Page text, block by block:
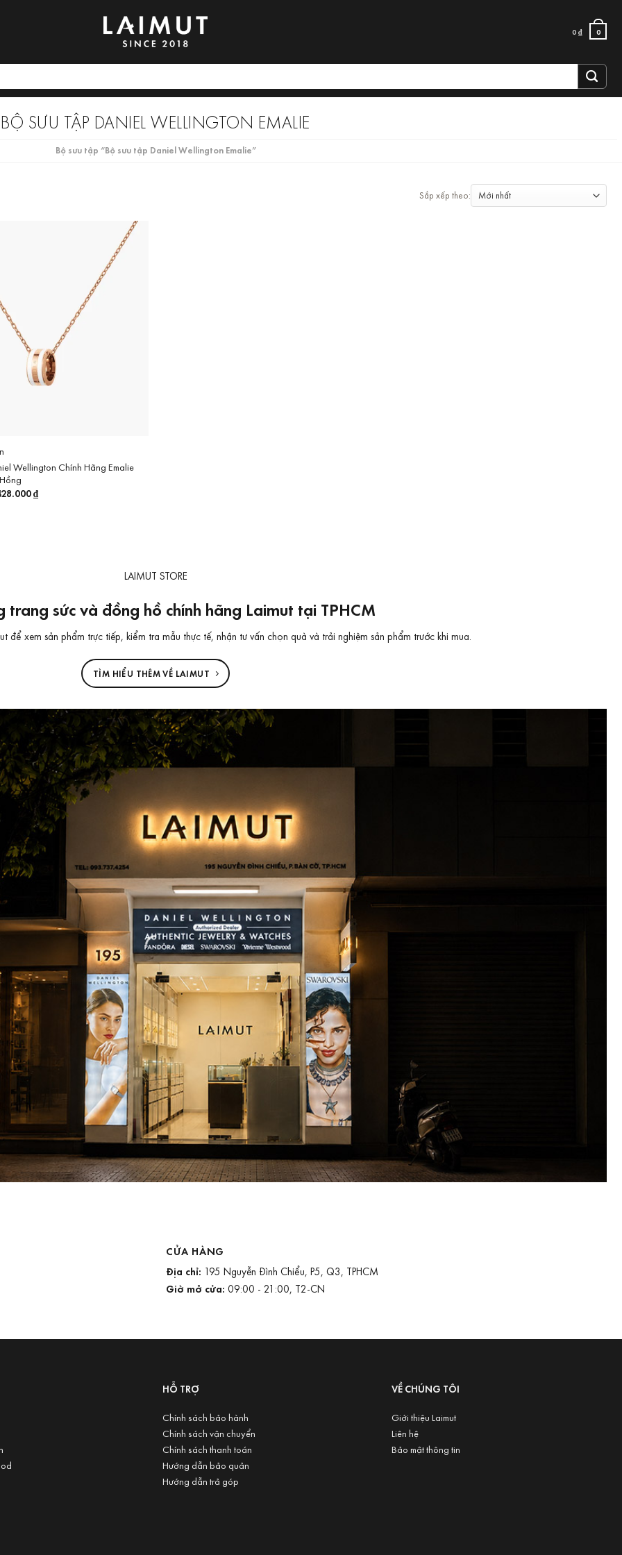
0₫ 0
BỘ SƯU TẬP DANIEL WELLINGTON EMALIE
Bộ sưu tập “Bộ sưu tập Daniel Wellington Emalie”
Wellington Chính Hãng Emalie
₫
LAIMUT STORE
trang sức và đồng hồ chính hãng Laimut tại TPHCM
để xem sản phẩm trực tiếp, kiểm tra mẫu thực tế, nhận tư vấn chọn quà và trải nghiệm sản phẩm trước khi mua.
TÌM HIỂU THÊM VỀ LAIMUT
CỬA HÀNG
Địa chỉ: 195 Nguyễn Đình Chiểu, P5, Q3, TPHCM
Giờ mở cửa: 09:00 - 21:00, T2-CN
HỖ TRỢ
Chính sách bảo hành
Chính sách vận chuyển
Chính sách thanh toán
Hướng dẫn bảo quản
Hướng dẫn trả góp
VỀ CHÚNG TÔI
Giới thiệu Laimut
Liên hệ
Bảo mật thông tin